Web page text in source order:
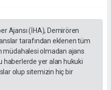
Ajansı (İHA), Demirören
tarafından eklenen tüm
müdahalesi olmadan ajans
haberlerde yer alan hukuki
olup sitemizin hiç bir